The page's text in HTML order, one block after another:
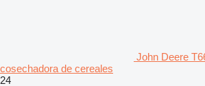
John Deere
cosechadora de cereales
24